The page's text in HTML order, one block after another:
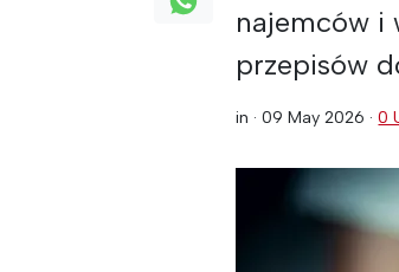
najemców i
przepisów
in ·09 May 2026 ·0